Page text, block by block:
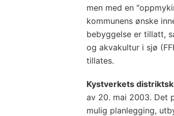
men med en
kommunens ønske
bebyggelse er tillatt,
og akvakultur i sjø
tillates.
Kystverkets
av 20. mai 2003. Det
mulig planlegging,